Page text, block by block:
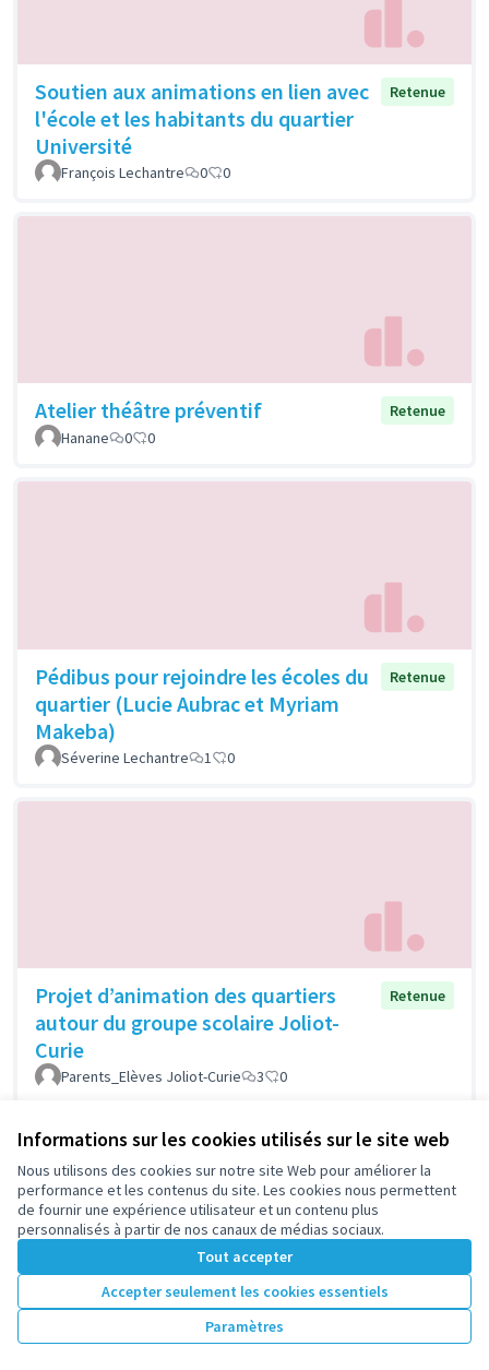
Informations sur les cookies utilisés sur le site web
Nous utilisons des cookies sur notre site Web pour améliorer la
performance et les contenus du site. Les cookies nous permettent
de fournir une expérience utilisateur et un contenu plus
personnalisés à partir de nos canaux de médias sociaux.
Tout accepter
Accepter seulement les cookies essentiels
Paramètres
Soutien aux animations en lien avec
l'école et les habitants du quartier
Université
Retenue
François Lechantre 0 0
Atelier théâtre préventif
Retenue
Hanane
0 0
Pédibus pour rejoindre les écoles du
quartier (Lucie Aubrac et Myriam
Makeba)
Retenue
Séverine Lechantre 1 0
Projet d’animation des quartiers
autour du groupe scolaire Joliot-
Curie
Retenue
Parents_Elèves Joliot-Curie 3 0
Résultats par page : 50
1 2
Voir toutes les propositions retirées